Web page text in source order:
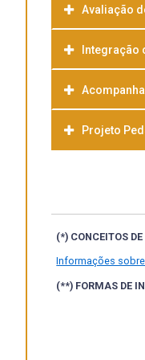
Avaliação
Integração
Projeto
(*) CONCEITOS DE
Informações sobre
(**) FORMAS DE